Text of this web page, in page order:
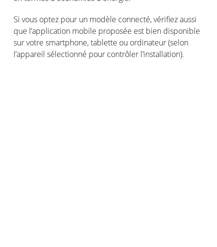
Si vous optez pour un modèle connecté,vérifiezaussi
que l’application mobile proposée est bien disponible
survotre smartphone,tablette ou ordinateur(selon
l’appareil sélectionné pour contrôler l’installation).